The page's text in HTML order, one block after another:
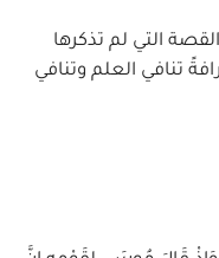
التي لم تذكرها
تنافي العلم وتنافي